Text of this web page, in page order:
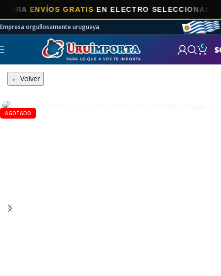
ENVÍOS GRATISEN ELECTRO SELECCIONADOS!
Empresa orgullosamente uruguaya.
0 $
← Volver
AGOTADO